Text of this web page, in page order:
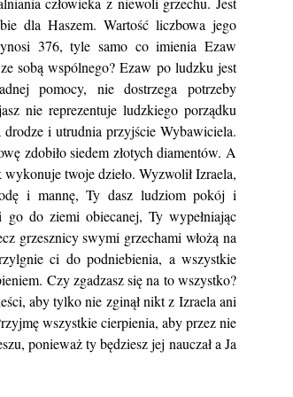
dla Haszem. Wartość liczbowa jego
376, tyle samo co imienia Ezaw
sobą wspólnego? Ezaw po ludzku jest
pomocy, nie dostrzega potrzeby
nie reprezentuje ludzkiego porządku
drodze i utrudnia przyjście Wybawiciela.
zdobiło siedem złotych diamentów. A
twoje dzieło. Wyzwolił Izraela,
i mannę, Ty dasz ludziom pokój i
go do ziemi obiecanej, Ty wypełniając
grzesznicy swymi grzechami włożą na
ci do podniebienia, a wszystkie
Czy zgadzasz się na to wszystko?
aby tylko nie zginął nikt z Izraela ani
wszystkie cierpienia, aby przez nie
ponieważ ty będziesz jej nauczał a Ja